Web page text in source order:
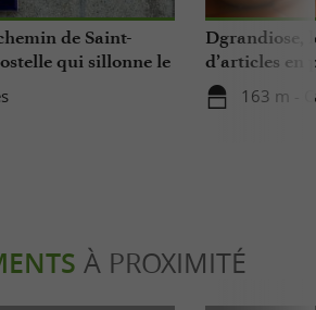
de Saint-
qui sillonne le
Dgrandiose,
d’articles en
163 m -
À PROXIMITÉ